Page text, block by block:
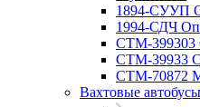
1894-СУУП
1994-СДЧ
СТМ-399303
СТМ-39933
СТМ-70872
Вахтовые автобусы